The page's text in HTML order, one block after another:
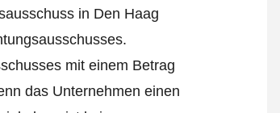
in Den Haag
mit einem Betrag
das Unternehmen einen